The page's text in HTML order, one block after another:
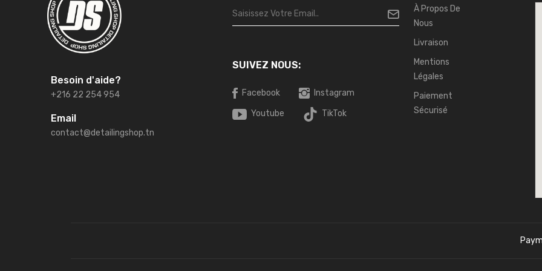
Besoin d'aide?
+216 22 254 954
Email
contact@detailingshop.tn
SUIVEZ NOUS:
Facebook Instagram
Youtube TikTok
À Propos De
Nous
Livraison
Mentions
Légales
Paiement
Sécurisé